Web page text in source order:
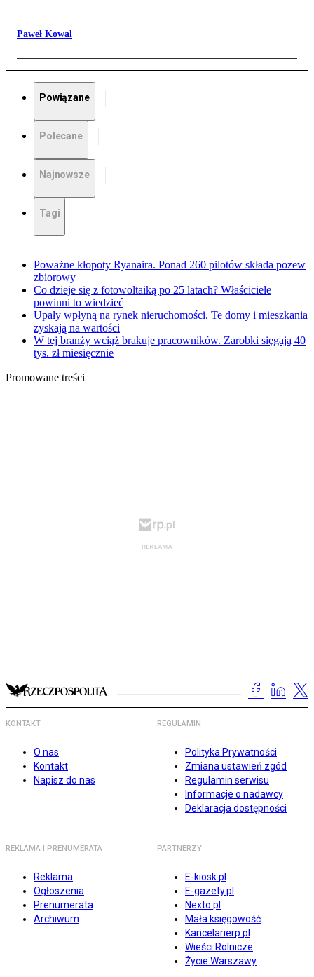
Paweł Kowal
Powiązane
Polecane
Najnowsze
Tagi
Poważne kłopoty Ryanaira. Ponad 260 pilotów składa pozew
zbiorowy
Co dzieje się z fotowoltaiką po 25 latach? Właściciele
powinni to wiedzieć
Upały wpłyną na rynek nieruchomości. Te domy i mieszkania
zyskają na wartości
W tej branży wciąż brakuje pracowników. Zarobki sięgają 40
tys. zł miesięcznie
Promowane treści
KONTAKT
O nas
Kontakt
Napisz do nas
REGULAMIN
Polityka Prywatności
Zmiana ustawień zgód
Regulamin serwisu
Informacje o nadawcy
Deklaracja dostępności
REKLAMA I PRENUMERATA
Reklama
Ogłoszenia
Prenumerata
Archiwum
PARTNERZY
E-kiosk.pl
E-gazety.pl
Nexto.pl
Mała księgowość
Kancelarierp.pl
Wieści Rolnicze
Życie Warszawy